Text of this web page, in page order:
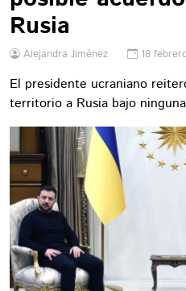
Rusia
Alejandra Jiménez 18
El presidente ucraniano
territorio a Rusia bajo